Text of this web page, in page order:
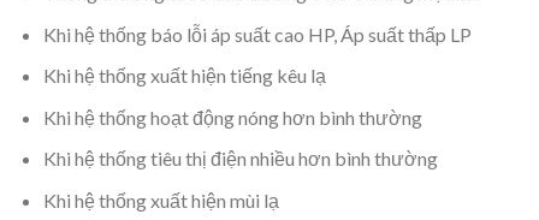
Khi hệ thống báo lỗi áp suất cao HP, Áp suất thấp LP
Khi hệ thống xuất hiện tiếng kêu lạ
Khi hệ thống hoạt động nóng hơn bình thường
Khi hệ thống tiêu thị điện nhiều hơn bình thường
Khi hệ thống xuất hiện mùi lạ